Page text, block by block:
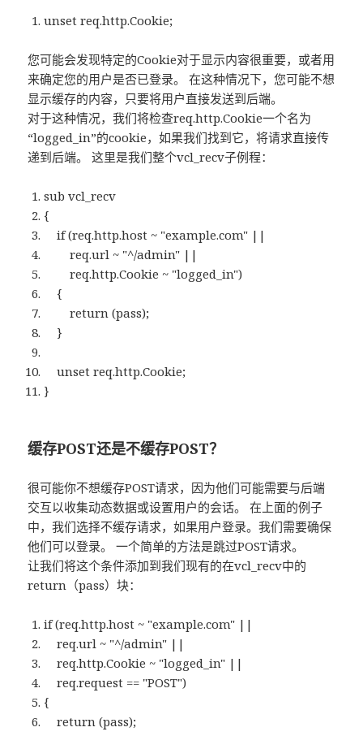
unset req.http.Cookie;
您可能会发现特定的Cookie对于显示内容很重要，或者用
来确定您的用户是否已登录。 在这种情况下，您可能不想
显示缓存的内容，只要将用户直接发送到后端。
对于这种情况，我们将检查req.http.Cookie一个名为
“logged_in”的cookie，如果我们找到它，将请求直接传
递到后端。 这里是我们整个vcl_recv子例程：
sub vcl_recv
{
if (req.http.host ~ "example.com" ||
req.url ~ "^/admin" ||
req.http.Cookie ~ "logged_in")
{
return (pass);
}
unset req.http.Cookie;
}
缓存POST还是不缓存POST？
很可能你不想缓存POST请求，因为他们可能需要与后端
交互以收集动态数据或设置用户的会话。 在上面的例子
中，我们选择不缓存请求，如果用户登录。我们需要确保
他们可以登录。 一个简单的方法是跳过POST请求。
让我们将这个条件添加到我们现有的在vcl_recv中的
return（pass）块：
if (req.http.host ~ "example.com" ||
req.url ~ "^/admin" ||
req.http.Cookie ~ "logged_in" ||
req.request == "POST")
{
return (pass);